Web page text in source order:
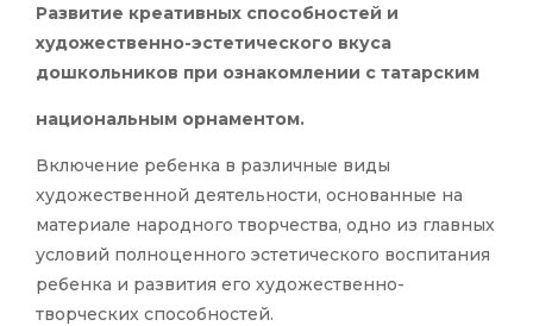
Развитие креативных способностей и
художественно-эстетического вкуса
дошкольников при ознакомлении с татарским
национальным орнаментом.
Включение ребенка в различные виды
художественной деятельности, основанные на
материале народного творчества, одно из главных
условий полноценного эстетического воспитания
ребенка и развития его художественно-
творческих способностей.